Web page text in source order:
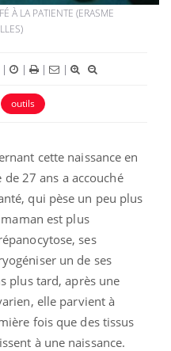
À LA PATIENTE (ERASME
| | | |
outils
cette naissance en
27 ans a accouché
qui pèse un peu plus
est plus
ses
un de ses
plus tard, après une
elle parvient à
fois que des tissus
à une naissance.